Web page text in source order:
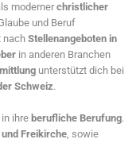
modernerchristlicher
und Beruf
nach Stellenangeboten in
in anderen Branchen
unterstützt dich bei
Schweiz.
ihre berufliche Berufung.
Freikirche, sowie